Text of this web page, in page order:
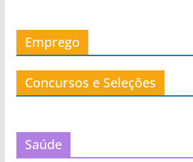
Emprego
Concursos e Seleções
Saúde